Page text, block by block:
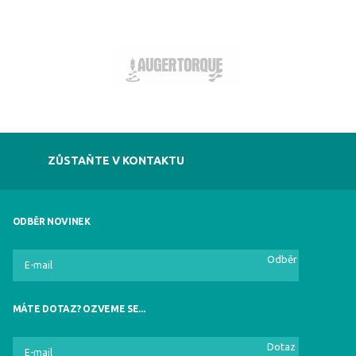
ZŮSTAŇTE V KONTAKTU
ODBĚR NOVINEK
Odběr
MÁTE DOTAZ? OZVEME SE...
Dotaz